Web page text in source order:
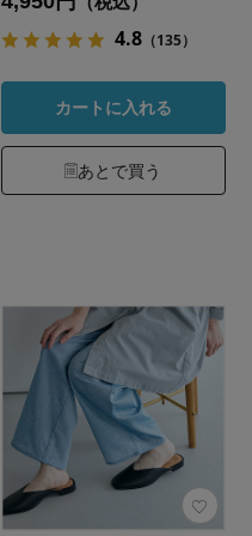
4.8 （135）
カートに入れる
あとで買う